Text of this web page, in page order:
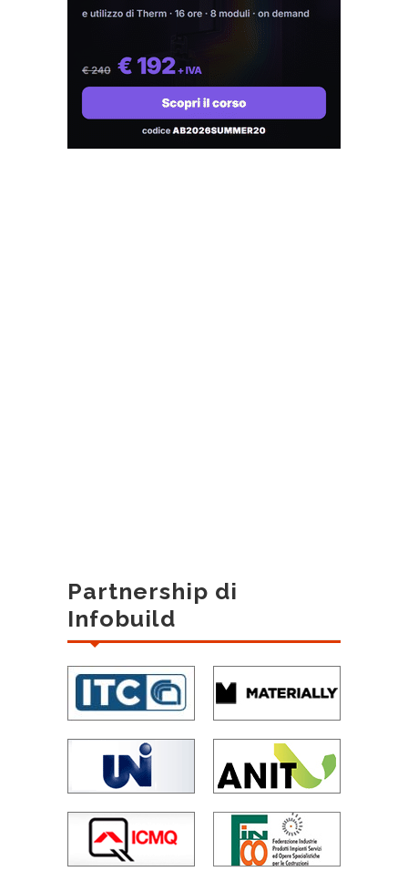
Partnership di
Infobuild